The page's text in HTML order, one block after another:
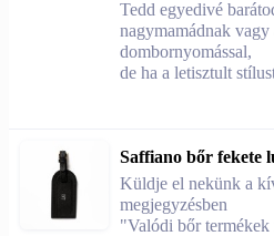
Tedd egyedivé
nagymamádnak vagy
dombornyomással,
de ha a letisztult
Saffiano bőr fekete
Küldje el nekünk a
megjegyzésben
"Valódi bőr termékek